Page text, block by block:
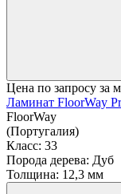
Цена по запросу за
Ламинат FloorWay
FloorWay
(Португалия)
Класс: 33
Порода дерева: Дуб
Толщина: 12,3 мм